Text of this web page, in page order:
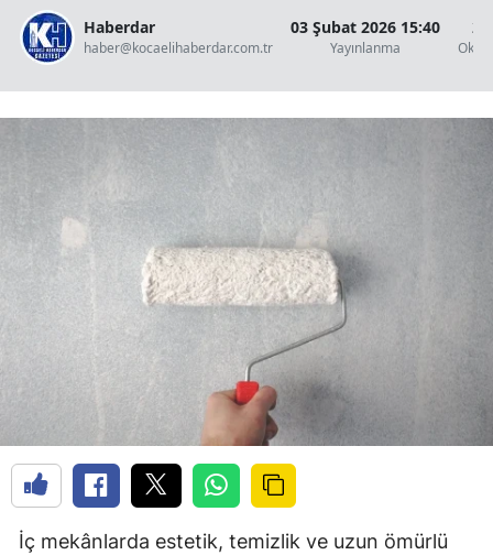
Haberdar
haber@kocaelihaberdar.com.tr
03 Şubat 2026 15:40
Yayınlanma
2
İç mekânlarda estetik, temizlik ve uzun ömürlü